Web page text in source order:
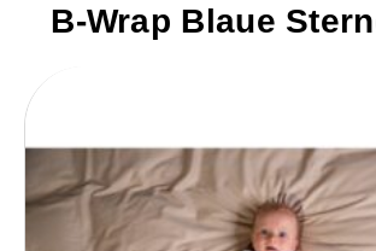
B-Wrap Blaue